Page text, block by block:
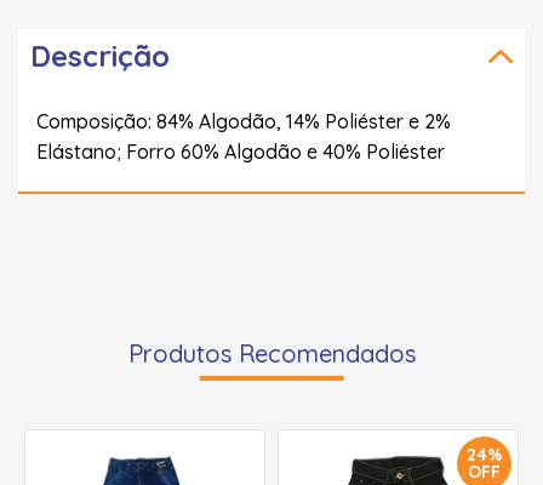
Descrição
Composição: 84% Algodão, 14% Poliéster e 2%
Elástano; Forro 60% Algodão e 40% Poliéster
Produtos Recomendados
24%
OFF